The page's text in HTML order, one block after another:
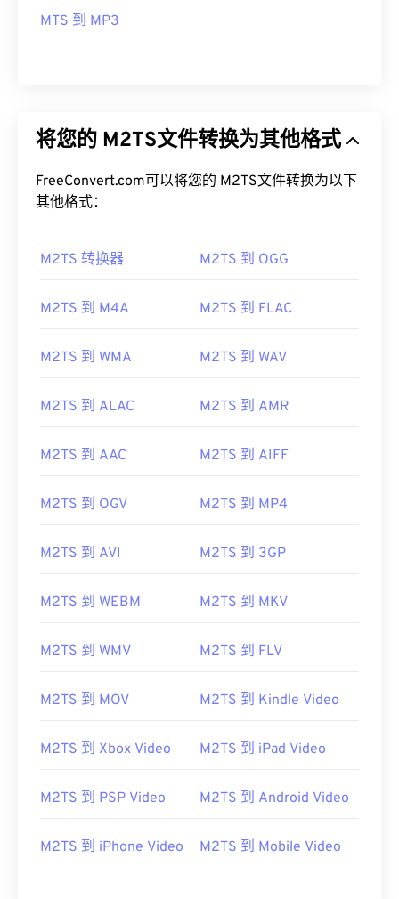
MTS 到 MP3
将您的 M2TS文件转换为其他格式
FreeConvert.com可以将您的 M2TS文件转换为以下
其他格式：
M2TS 转换器 M2TS 到 OGG
M2TS 到 M4A M2TS 到 FLAC
M2TS 到 WMA M2TS 到 WAV
M2TS 到 ALAC M2TS 到 AMR
M2TS 到 AAC M2TS 到 AIFF
M2TS 到 OGV M2TS 到 MP4
M2TS 到 AVI M2TS 到 3GP
M2TS 到 WEBM M2TS 到 MKV
M2TS 到 WMV M2TS 到 FLV
M2TS 到 MOV M2TS 到 Kindle Video
M2TS 到 Xbox Video M2TS 到 iPad Video
M2TS 到 PSP Video M2TS 到 Android Video
M2TS 到 iPhone Video M2TS 到 Mobile Video